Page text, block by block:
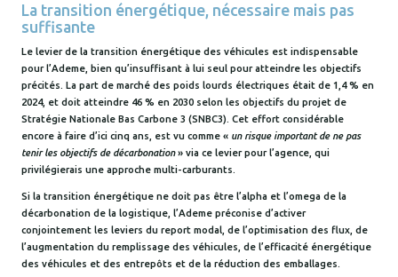
La transition énergétique, nécessaire mais pas
suffisante
Le levier de la transition énergétique des véhicules est indispensable
pour l’Ademe, bien qu’insuffisant à lui seul pour atteindre les objectifs
précités. La part de marché des poids lourds électriques était de 1,4 % en
2024, et doit atteindre 46 % en 2030 selon les objectifs du projet de
Stratégie Nationale Bas Carbone 3 (SNBC3). Cet effort considérable
encore à faire d’ici cinq ans, est vu comme « un risque important de ne pas
tenir les objectifs de décarbonation» via ce levier pour l’agence, qui
privilégierais une approche multi-carburants.
Si la transition énergétique ne doit pas être l’alpha et l’omega de la
décarbonation de la logistique, l’Ademe préconise d’activer
conjointement les leviers du report modal, de l’optimisation des flux, de
l’augmentation du remplissage des véhicules, de l’efficacité énergétique
des véhicules et des entrepôts et de la réduction des emballages.